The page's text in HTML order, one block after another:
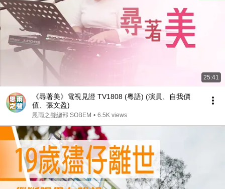
25:41
《尋著美》電視見證 TV1808 (粵語) (演員、自我價
值、張文盈)
恩雨之聲總部 SOBEM • 6.5K views